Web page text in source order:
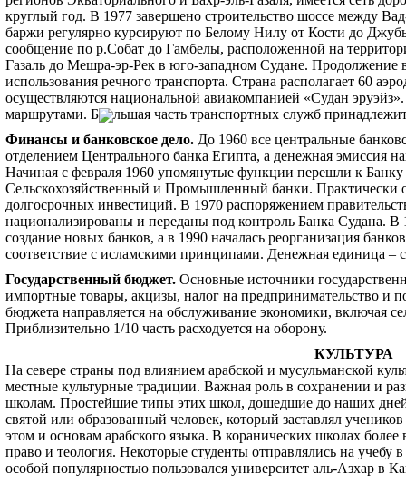
круглый год. В 1977 завершено строительство шоссе между
баржи регулярно курсируют по Белому Нилу от Кости до
сообщение по р.Собат до Гамбелы, расположенной на
Газаль до Мешра-эр-Рек в юго-западном Судане.
использования речного транспорта. Страна располагает 60
осуществляются национальной авиакомпанией «Судан
маршрутами. Б
льшая часть транспортных служб принадлежит
Финансы и банковское дело. До 1960 все центральные
отделением Центрального банка Египта, а денежная эмиссия
Начиная с февраля 1960 упомянутые функции перешли к
Сельскохозяйственный и Промышленный банки. Практически
долгосрочных инвестиций. В 1970 распоряжением
национализированы и переданы под контроль Банка Судана. В
создание новых банков, а в 1990 началась реорганизация
соответствие с исламскими принципами. Денежная единица –
Государственный бюджет. Основные источники
импортные товары, акцизы, налог на предпринимательство и
бюджета направляется на обслуживание экономики, включая
Приблизительно 1/10 часть расходуется на оборону.
КУЛЬТУРА
На севере страны под влиянием арабской и мусульманской
местные культурные традиции. Важная роль в сохранении и
школам. Простейшие типы этих школ, дошедшие до наших
святой или образованный человек, который заставлял
этом и основам арабского языка. В коранических школах
право и теология. Некоторые студенты отправлялись на
особой популярностью пользовался университет аль-Азхар в